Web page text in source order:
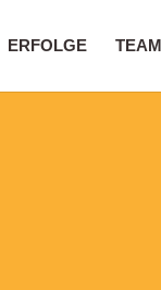
ERFOLGE TEAM